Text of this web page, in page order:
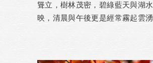
聳立，樹林茂密，碧綠藍天與湖
映，清晨與午後更是經常霧起雲湧